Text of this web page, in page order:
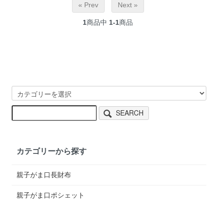
« Prev Next »
1商品中 1-1商品
SEARCH
カテゴリーから探す
親子がま口長財布
親子がま口ポシェット